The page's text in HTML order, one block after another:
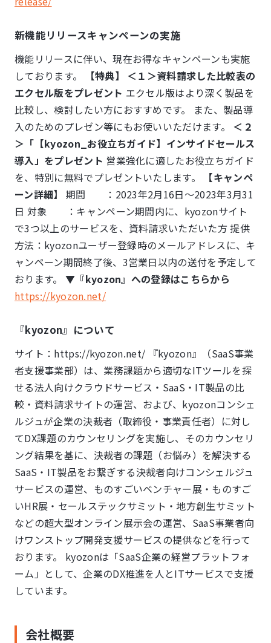
新機能リリースキャンペーンの実施
機能リリースに伴い、現在お得なキャンペーンも実施
しております。
【特典】
＜１＞資料請求した比較表の
エクセル版をプレゼント エクセル版はより深く製品を
比較し、検討したい方におすすめです。 また、製品導
入のためのプレゼン等にもお使いいただけます。 ＜２
＞「【kyozon_お役立ちガイド】インサイドセールス
導入」をプレゼント 営業強化に適したお役立ちガイド
を、特別に無料でプレゼントいたします。
【キャンペ
ーン詳細】
期間 ：2023年2月16日～2023年3月31
日 対象 ：キャンペーン期間内に、kyozonサイト
で3つ以上のサービスを、資料請求いただいた方 提供
方法：kyozonユーザー登録時のメールアドレスに、キ
ャンペーン期間終了後、3営業日以内の送付を予定して
おります。 ▼『kyozon』への登録はこちらから
https://kyozon.net/
『kyozon』について
サイト：https://kyozon.net/ 『kyozon』（SaaS事業
者支援事業部）は、業務課題から適切なITツールを探
せる法人向けクラウドサービス・SaaS・IT製品の比
較・資料請求サイトの運営、および、kyozonコンシェ
ルジュが企業の決裁者（取締役・事業責任者）に対し
てDX課題のカウンセリングを実施し、そのカウンセリ
ング結果を基に、決裁者の課題（お悩み）を解決する
SaaS・IT製品をお繋ぎする決裁者向けコンシェルジュ
サービスの運営、ものすごいベンチャー展・ものすご
いHR展・セールステックサミット・地方創生サミット
などの超大型オンライン展示会の運営、SaaS事業者向
けワンストップ開発支援サービスの提供などを行って
おります。 kyozonは「SaaS企業の経営プラットフォ
ーム」として、企業のDX推進を人とITサービスで支援
しています。
会社概要